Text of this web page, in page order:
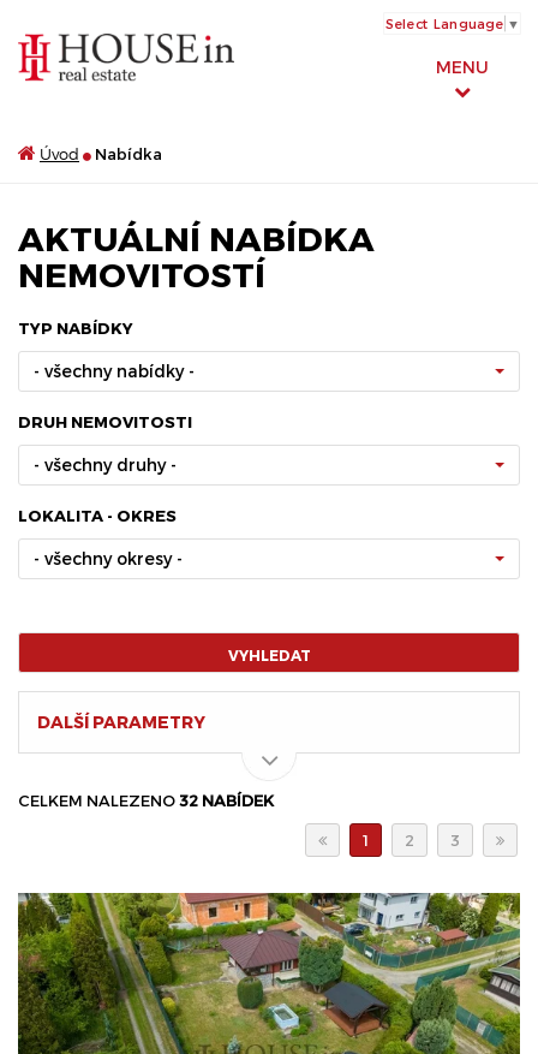
MENU
Select Language ▼
Úvod Nabídka
AKTUÁLNÍ NABÍDKA
NEMOVITOSTÍ
TYP NABÍDKY
- všechny nabídky -
DRUH NEMOVITOSTI
- všechny druhy -
LOKALITA - OKRES
- všechny okresy -
VYHLEDAT
DALŠÍ PARAMETRY
CELKEM NALEZENO32 NABÍDEK
1 2 3